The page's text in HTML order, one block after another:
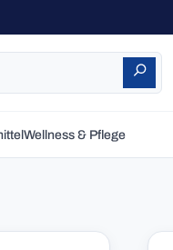
Wellness & Pflege